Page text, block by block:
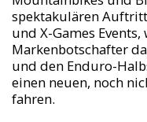
spektakulären
und X-Games
Markenbotschafter
und den Enduro-
einen neuen, noch
fahren.